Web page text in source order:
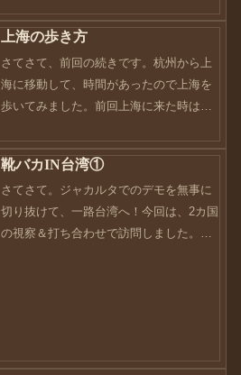
ョンになっってる場合が大半ではないか
と思います。故に、このコレクションを
鑑賞したいのも願望にある...
上海の歩き方
さてさて、前回の続きです。杭州から上
海に移動して、時間があったので上海を
歩いてみました。前回上海に来た時は、
を食べたくらいの観光でした。今回は、
前回豫園に入れなかったので、まずは豫
園に行きます。っと、その...
靴バカIN台湾①
さてさて。ジャカルタでのデモを無事に
切り抜けて、一路台湾へ！今回は、2カ国
の視察＆打ち合わせで訪問しました。台